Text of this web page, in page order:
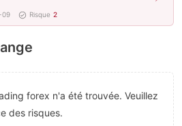
09 Risque 2
forex n'a été trouvée. Veuillez
des risques.